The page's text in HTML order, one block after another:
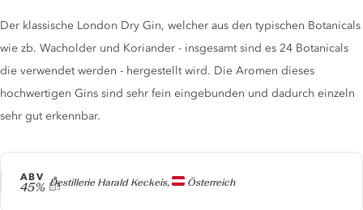
Producer
Destillerie Harald Keckeis, Österreich
ABV
45%
Gin description
Der klassische London Dry Gin, welcher aus den typischen Botanicals
wie zb. Wacholder und Koriander - insgesamt sind es 24 Botanicals
die verwendet werden - hergestellt wird. Die Aromen dieses
hochwertigen Gins sind sehr fein eingebunden und dadurch einzeln
sehr gut erkennbar.